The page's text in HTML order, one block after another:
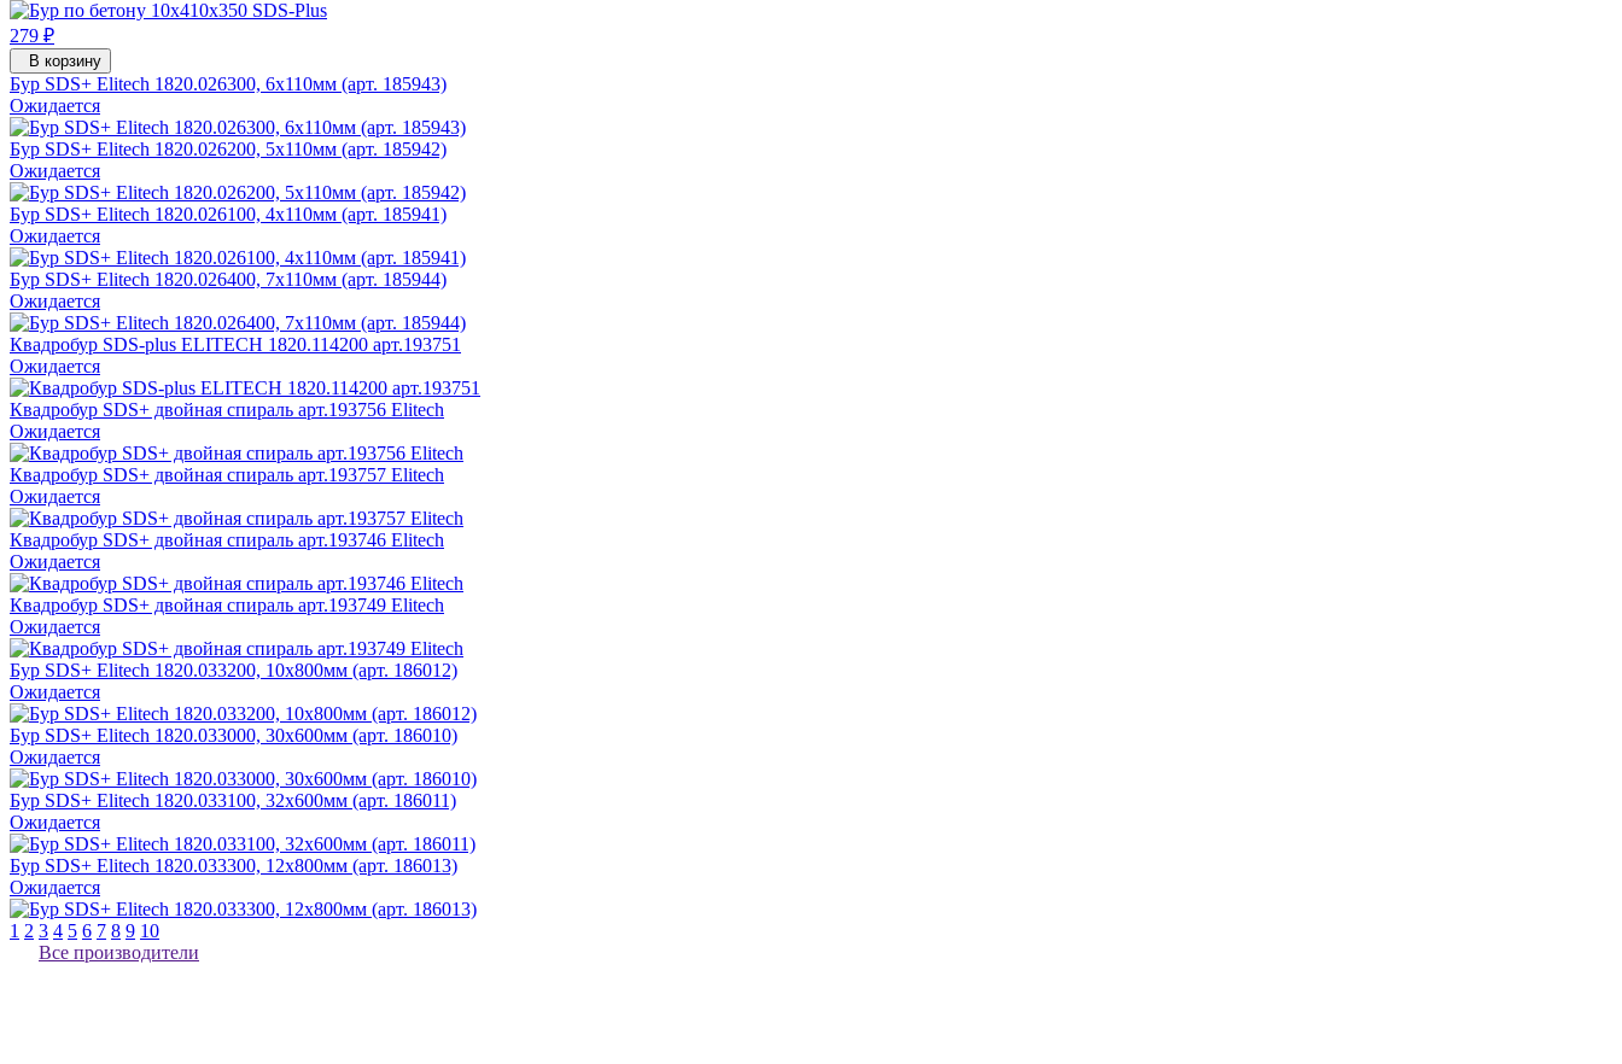
279 ₽
В корзину
Бур SDS+ Elitech 1820.026300, 6x110мм (арт. 185943)
Ожидается
Бур SDS+ Elitech 1820.026200, 5x110мм (арт. 185942)
Ожидается
Бур SDS+ Elitech 1820.026100, 4x110мм (арт. 185941)
Ожидается
Бур SDS+ Elitech 1820.026400, 7x110мм (арт. 185944)
Ожидается
Квадробур SDS-plus ELITECH 1820.114200 арт.193751
Ожидается
Квадробур SDS+ двойная спираль арт.193756 Elitech
Ожидается
Квадробур SDS+ двойная спираль арт.193757 Elitech
Ожидается
Квадробур SDS+ двойная спираль арт.193746 Elitech
Ожидается
Квадробур SDS+ двойная спираль арт.193749 Elitech
Ожидается
Бур SDS+ Elitech 1820.033200, 10x800мм (арт. 186012)
Ожидается
Бур SDS+ Elitech 1820.033000, 30x600мм (арт. 186010)
Ожидается
Бур SDS+ Elitech 1820.033100, 32x600мм (арт. 186011)
Ожидается
Бур SDS+ Elitech 1820.033300, 12x800мм (арт. 186013)
Ожидается
1 2 3 4 5 6 7 8 9 10
Все производители